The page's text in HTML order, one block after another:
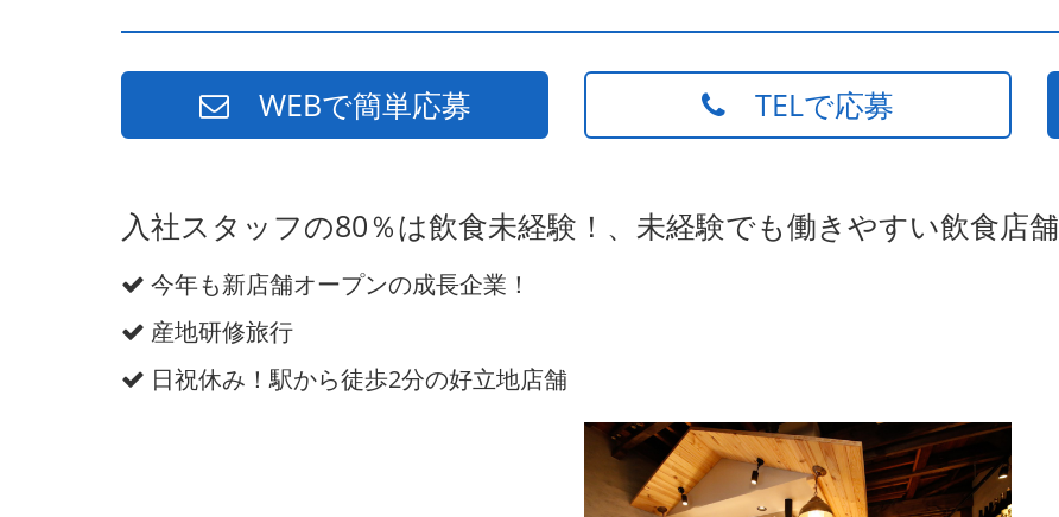
WEBで簡単応募 TELで応募
入社スタッフの80％は飲食未経験！、未経験でも働きやすい飲食店舗
今年も新店舗オープンの成長企業！
産地研修旅行
日祝休み！駅から徒歩2分の好立地店舗